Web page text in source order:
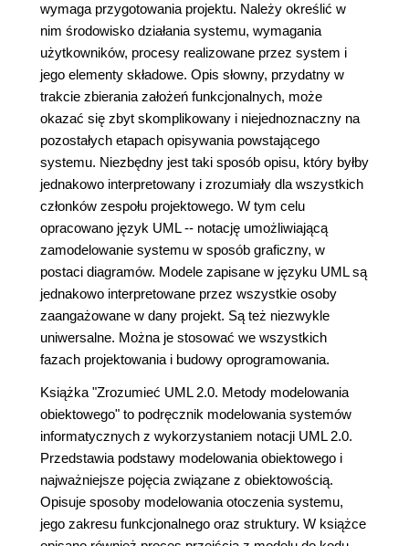
wymaga przygotowania projektu. Należy określić w
nim środowisko działania systemu, wymagania
użytkowników, procesy realizowane przez system i
jego elementy składowe. Opis słowny, przydatny w
trakcie zbierania założeń funkcjonalnych, może
okazać się zbyt skomplikowany i niejednoznaczny na
pozostałych etapach opisywania powstającego
systemu. Niezbędny jest taki sposób opisu, który byłby
jednakowo interpretowany i zrozumiały dla wszystkich
członków zespołu projektowego. W tym celu
opracowano język UML -- notację umożliwiającą
zamodelowanie systemu w sposób graficzny, w
postaci diagramów. Modele zapisane w języku UML są
jednakowo interpretowane przez wszystkie osoby
zaangażowane w dany projekt. Są też niezwykle
uniwersalne. Można je stosować we wszystkich
fazach projektowania i budowy oprogramowania.
Książka "Zrozumieć UML 2.0. Metody modelowania
obiektowego" to podręcznik modelowania systemów
informatycznych z wykorzystaniem notacji UML 2.0.
Przedstawia podstawy modelowania obiektowego i
najważniejsze pojęcia związane z obiektowością.
Opisuje sposoby modelowania otoczenia systemu,
jego zakresu funkcjonalnego oraz struktury. W książce